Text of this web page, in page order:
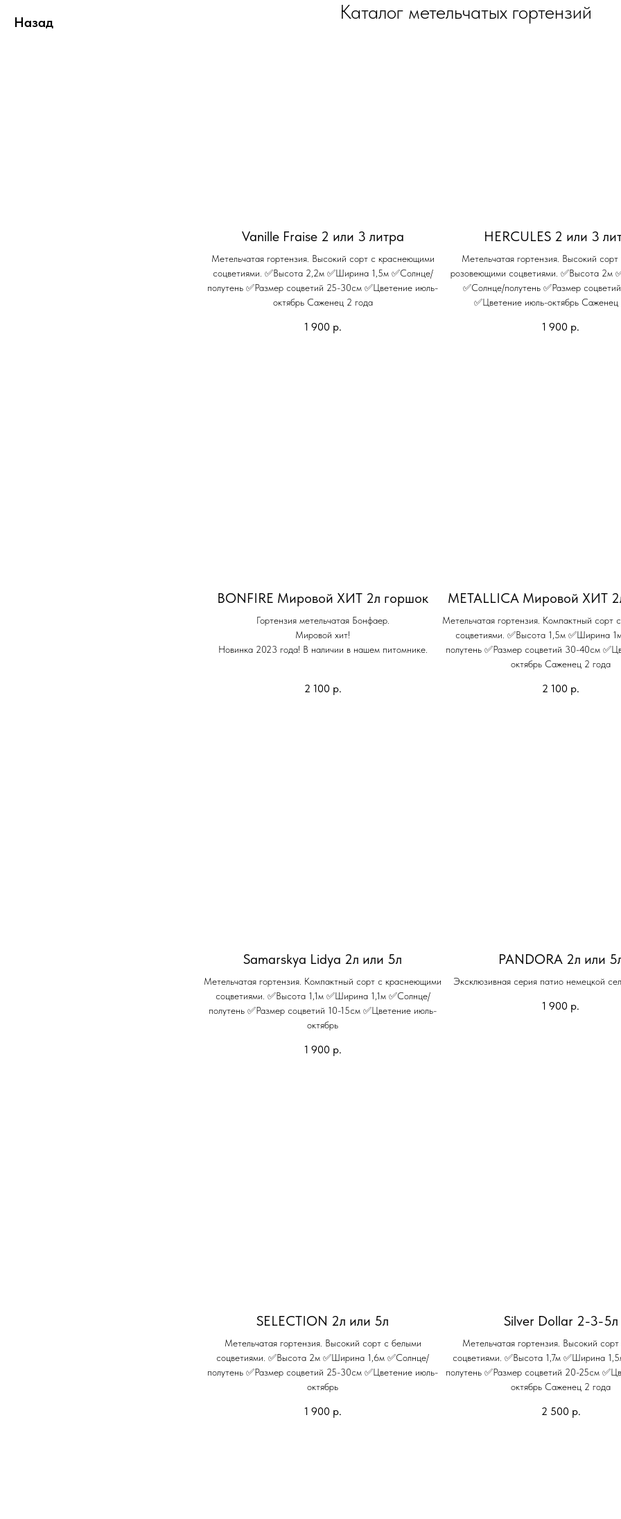
Назад Каталог метельчатых гортензий
Vanille Fraise 2 или 3 литра
Метельчатая гортензия. Высокий сорт с краснеющими
соцветиями. ✅Высота 2,2м ✅Ширина 1,5м ✅Солнце/
полутень ✅Размер соцветий 25-30см ✅Цветение июль-
октябрь Саженец 2 года
1 900 р.
HERCULES 2 или 3
Метельчатая гортензия. Высокий сорт
розовеющими соцветиями. ✅Высота 2м
✅Солнце/полутень ✅Размер
✅Цветение июль-октябрь Саженец
1 900 р.
BONFIRE Мировой ХИТ 2л горшок
Гортензия метельчатая Бонфаер.
Мировой хит!
Новинка 2023 года! В наличии в нашем питомнике.
2 100 р.
METALLICA Мировой ХИТ
Метельчатая гортензия. Компактный сорт
соцветиями. ✅Высота 1,5м ✅Ширина
полутень ✅Размер соцветий 30-40см
октябрь Саженец 2 года
2 100 р.
Samarskya Lidya 2л или 5л
Метельчатая гортензия. Компактный сорт с краснеющими
соцветиями. ✅Высота 1,1м ✅Ширина 1,1м ✅Солнце/
полутень ✅Размер соцветий 10-15см ✅Цветение июль-
октябрь
1 900 р.
PANDORA 2л или
Эксклюзивная серия патио немецкой
1 900 р.
SELECTION 2л или 5л
Метельчатая гортензия. Высокий сорт с белыми
соцветиями. ✅Высота 2м ✅Ширина 1,6м ✅Солнце/
полутень ✅Размер соцветий 25-30см ✅Цветение июль-
октябрь
1 900 р.
Silver Dollar 2-3-5л
Метельчатая гортензия. Высокий
соцветиями. ✅Высота 1,7м ✅Ширина
полутень ✅Размер соцветий 20-25см
октябрь Саженец 2 года
2 500 р.